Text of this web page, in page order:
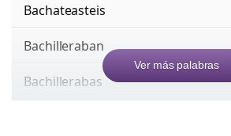
Bachateasteis
Bachilleraban
Bachillerabas
Ver más palabras